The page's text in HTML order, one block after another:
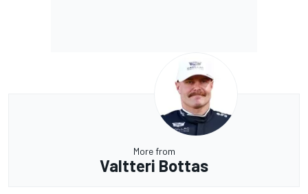
More from
Valtteri Bottas